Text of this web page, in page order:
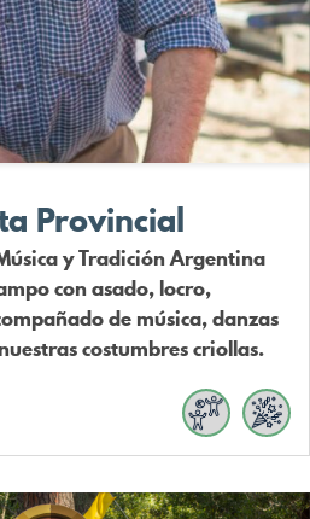
Provincial
y Tradición Argentina
con asado, locro,
de música, danzas
costumbres criollas.